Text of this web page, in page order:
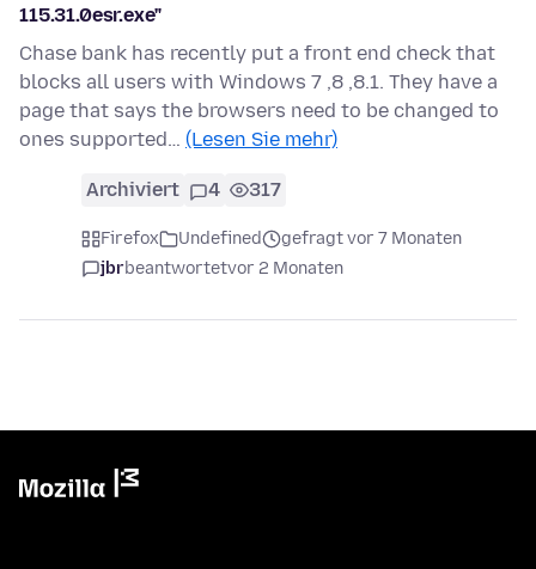
115.31.0esr.exe"
Chase bank has recently put a front end check that
blocks all users with Windows 7 ,8 ,8.1. They have a
page that says the browsers need to be changed to
ones supported… (Lesen Sie mehr)
Archiviert 4 317
Firefox Undefined
gefragt vor 7 Monaten
jbrbeantwortetvor 2 Monaten